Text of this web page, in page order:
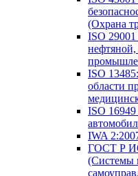
(Охрана
ISO
нефтяной,
ISO
области
ISO
IWA
ГОСТ Р
(Системы